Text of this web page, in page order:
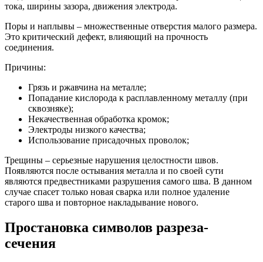
тока, ширины зазора, движения электрода.
Поры и наплывы – множественные отверстия малого размера.
Это критический дефект, влияющий на прочность
соединения.
Причины:
Грязь и ржавчина на металле;
Попадание кислорода к расплавленному металлу (при
сквозняке);
Некачественная обработка кромок;
Электроды низкого качества;
Использование присадочных проволок;
Трещины – серьезные нарушения целостности швов.
Появляются после остывания металла и по своей сути
являются предвестниками разрушения самого шва. В данном
случае спасет только новая сварка или полное удаление
старого шва и повторное накладывание нового.
Простановка символов разреза-
сечения